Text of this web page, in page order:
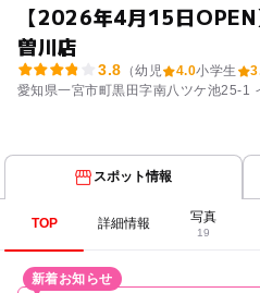
【2026年4月15日
曽川店
3.8 （幼児 4.0小学生
愛知県一宮市町黒田字南八ツケ池25-1
スポット情報
TOP 詳細情報 写真
19
新着お知らせ